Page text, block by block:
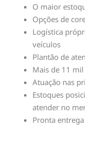
O maior
Opções de
Logística
veículos
Plantão de
Mais de 11
Atuação nas
Estoques
atender no
Pronta entrega